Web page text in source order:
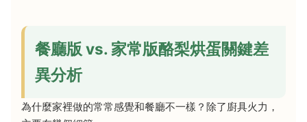
餐廳版 vs. 家常版酪梨烘蛋關鍵差
異分析
為什麼家裡做的常常感覺和餐廳不一樣？除了廚具火力，